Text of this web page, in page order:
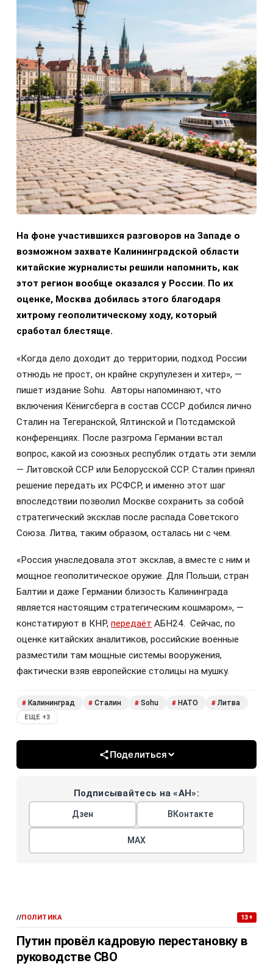
На фоне участившихся разговоров на Западе о
возможном захвате Калининградской области
китайские журналисты решили напомнить, как
этот регион вообще оказался у России. По их
оценке, Москва добилась этого благодаря
хитрому геополитическому ходу, который
сработал блестяще.
«Когда дело доходит до территории, подход России
отнюдь не прост, он крайне скрупулезен и хитер», —
пишет издание Sohu. Авторы напоминают, что
включения Кёнигсберга в состав СССР добился лично
Сталин на Тегеранской, Ялтинской и Потсдамской
конференциях. После разгрома Германии встал
вопрос, какой из союзных республик отдать эти земли
— Литовской ССР или Белорусской ССР. Сталин принял
решение передать их РСФСР, и именно этот шаг
впоследствии позволил Москве сохранить за собой
стратегический эксклав после распада Советского
Союза. Литва, таким образом, осталась ни с чем.
«Россия унаследовала этот эксклав, а вместе с ним и
мощное геополитическое оружие. Для Польши, стран
Балтии и даже Германии близость Калининграда
является настоящим стратегическим кошмаром», —
констатируют в КНР, передаёт АБН24. Сейчас, по
оценке китайских аналитиков, российские военные
разместили там мощные системы вооружения,
фактически взяв европейские столицы на мушку.
# Калининград # Сталин # Sohu # НАТО # Литва
ЕЩЕ +3
Поделиться
Подписывайтесь на «АН»:
Дзен ВКонтакте
МАХ
//ПОЛИТИКА 13+
Путин провёл кадровую перестановку в
руководстве СВО